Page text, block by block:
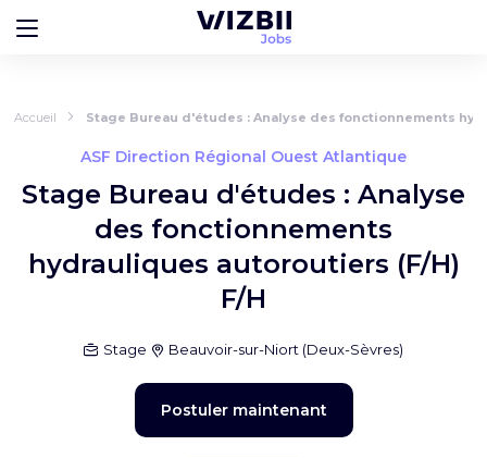
Accueil Stage Bureau d'études : Analyse des fonctionnements
ASF Direction Régional Ouest Atlantique
Stage Bureau d'études : Analyse
des fonctionnements
hydrauliques autoroutiers (F/H)
F/H
Stage Beauvoir-sur-Niort (Deux-Sèvres)
Postuler maintenant